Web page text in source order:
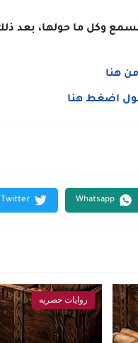
وكل ما حولها، بعد ذلك
هنا
اضغط هنا
روايات حصريه